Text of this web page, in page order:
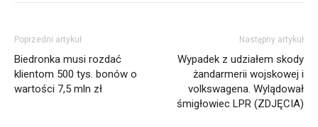
Poprzedni artykuł
Biedronka musi rozdać
klientom 500 tys. bonów o
wartości 7,5 mln zł
Następny artykuł
Wypadek z udziałem skody
żandarmerii wojskowej i
volkswagena. Wylądował
śmigłowiec LPR (ZDJĘCIA)